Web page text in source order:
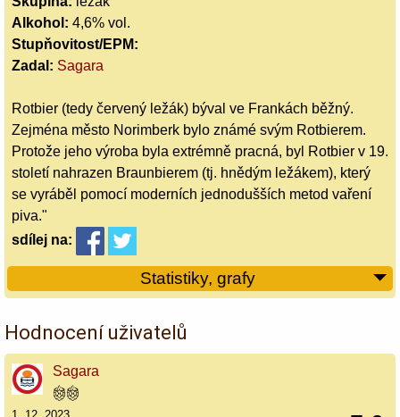
Alkohol: 4,6% vol.
Stupňovitost/EPM:
Zadal: Sagara
Rotbier (tedy červený ležák) býval ve Frankách běžný.
Zejména město Norimberk bylo známé svým Rotbierem.
Protože jeho výroba byla extrémně pracná, byl Rotbier v 19.
století nahrazen Braunbierem (tj. hnědým ležákem), který
se vyráběl pomocí moderních jednodušších metod vaření
piva."
sdílej na:
Statistiky, grafy
Hodnocení uživatelů
Sagara